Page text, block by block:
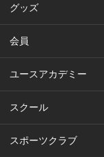
グッズ
会員
ユースアカデミー
スクール
スポーツクラブ